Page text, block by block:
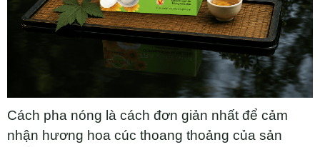
Cách pha nóng là cách đơn giản nhất để cảm
nhận hương hoa cúc thoang thoảng của sản